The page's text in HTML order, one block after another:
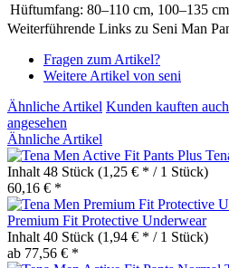
Hüftumfang: 80–110 cm, 100–135 cm
Weiterführende Links zu Seni Man
Fragen zum Artikel?
Weitere Artikel von seni
Ähnliche Artikel Kunden kauften auch
angesehen
Ähnliche Artikel
Inhalt 48 Stück (1,25 € * / 1 Stück)
60,16 € *
Premium Fit Protective Underwear
Inhalt 40 Stück (1,94 € * / 1 Stück)
ab 77,56 € *